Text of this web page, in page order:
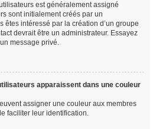
est généralement assigné
sont initialement créés par un
êtes intéressé par la création d’un groupe
devrait être un administrateur. Essayez
message privé.
apparaissent dans une couleur
assigner une couleur aux membres
faciliter leur identification.